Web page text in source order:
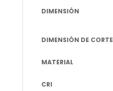
DIMENSIÓN
DIMENSIÓN DE CORTE
MATERIAL
CRI